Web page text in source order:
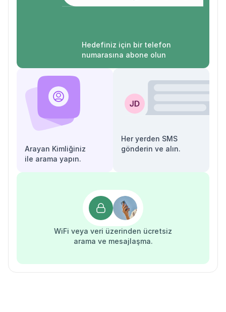
Hedefiniz için bir telefon
numarasına abone olun
Arayan Kimliğiniz
ile arama yapın.
Her yerden SMS
gönderin ve alın.
WiFi veya veri üzerinden ücretsiz
arama ve mesajlaşma.